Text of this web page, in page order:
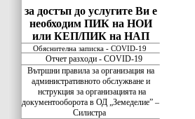
за достъп до услугите Ви е
необходим ПИК на НОИ
или КЕП/ПИК на НАП
Обяснителна записка - COVID-19
Отчет разходи - COVID-19
Вътршни правила за организация на
административното обслужване и
нструкция за организацията на
документооборота в ОД „Земеделие” –
Силистра